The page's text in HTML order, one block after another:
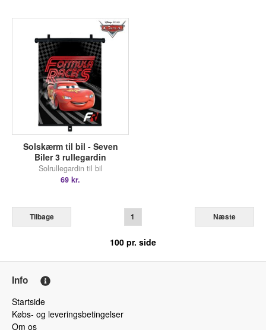
Solskærm til bil - Seven
Biler 3 rullegardin
Solrullegardin til bil
69 kr.
Tilbage 1 Næste
100 pr. side
Info
Startside
Købs- og leveringsbetingelser
Om os